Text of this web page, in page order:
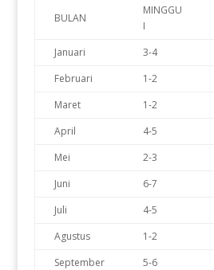
BULAN
MINGGU
I
Januari
3-4
Februari
1-2
Maret
1-2
April
4-5
Mei
2-3
Juni
6-7
Juli
4-5
Agustus
1-2
September
5-6